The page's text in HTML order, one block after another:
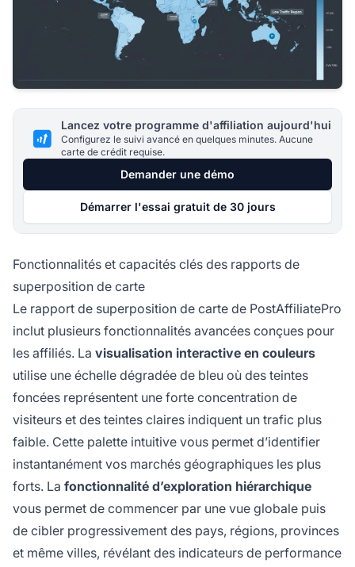
Lancez votre programme d'affiliation aujourd'hui
Configurez le suivi avancé en quelques minutes. Aucune
carte de crédit requise.
Demander une démo
Démarrer l'essai gratuit de 30 jours
Fonctionnalités et capacités clés des rapports de
superposition de carte
Le rapport de superposition de carte de PostAffiliatePro
inclut plusieurs fonctionnalités avancées conçues pour
les affiliés. La visualisation interactive en couleurs
utilise une échelle dégradée de bleu où des teintes
foncées représentent une forte concentration de
visiteurs et des teintes claires indiquent un trafic plus
faible. Cette palette intuitive vous permet d’identifier
instantanément vos marchés géographiques les plus
forts. La fonctionnalité d’exploration hiérarchique
vous permet de commencer par une vue globale puis
de cibler progressivement des pays, régions, provinces
et même villes, révélant des indicateurs de performance